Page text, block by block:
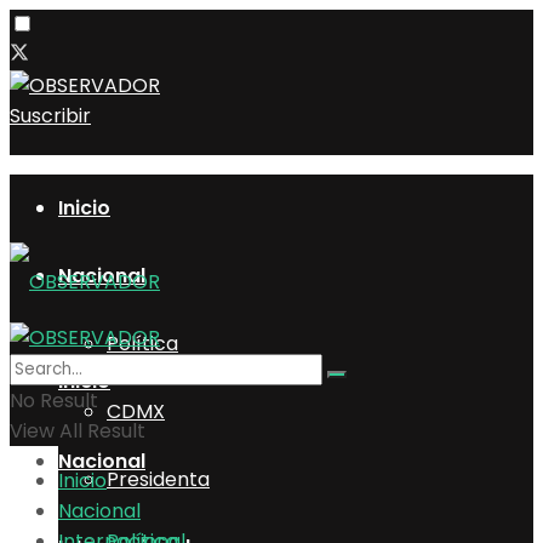
Suscribir
Inicio
Nacional
Política
CDMX
Presidenta
Inicio
Nacional
No Result
View All Result
Inicio
Nacional